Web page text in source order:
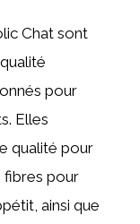
Chat sont
pour
Elles
qualité pour
fibres pour
ainsi que